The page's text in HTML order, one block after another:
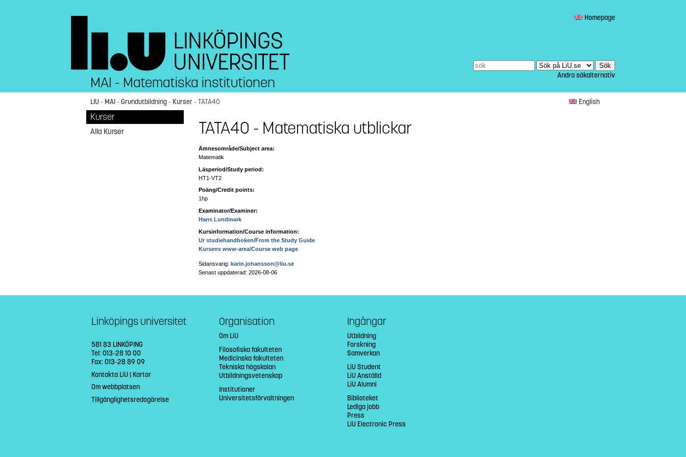
Homepage
Andra sökalternativ
MAI - Matematiska institutionen
LIU- MAI- Grundutbildning- Kurser- TATA40 English
Kurser
Alla Kurser TATA40 - Matematiska utblickar
Ämnesområde/Subject area:
Matematik
Läsperiod/Study period:
HT1-VT2
Poäng/Credit points:
1hp
Examinator/Examiner:
Hans Lundmark
Kursinformation/Course information:
Ur studiehandboken/From the Study Guide
Kursens www-area/Course web page
Sidansvarig:karin.johansson@liu.se
Senast uppdaterad: 2026-08-06
Linköpings universitet
581 83 LINKÖPING
Tel: 013-28 10 00
Fax: 013-28 89 09
Kontakta LiU| Kartor
Om webbplatsen
Tillgänglighetsredogörelse
Organisation
Om LiU
Filosofiska fakulteten
Medicinska fakulteten
Tekniska högskolan
Utbildningsvetenskap
Institutioner
Universitetsförvaltningen
Ingångar
Utbildning
Forskning
Samverkan
LiU Student
LiU Anställd
LiU Alumni
Biblioteket
Lediga jobb
Press
LiU Electronic Press